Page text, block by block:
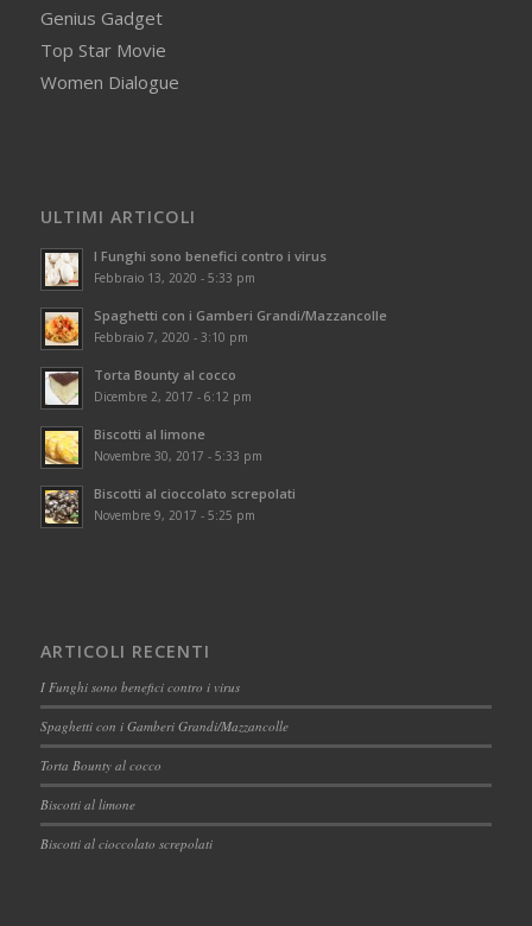
Genius Gadget
Top Star Movie
Women Dialogue
ULTIMI ARTICOLI
I Funghi sono benefici contro i virus
Febbraio 13, 2020 - 5:33 pm
Spaghetti con i Gamberi Grandi/Mazzancolle
Febbraio 7, 2020 - 3:10 pm
Torta Bounty al cocco
Dicembre 2, 2017 - 6:12 pm
Biscotti al limone
Novembre 30, 2017 - 5:33 pm
Biscotti al cioccolato screpolati
Novembre 9, 2017 - 5:25 pm
ARTICOLI RECENTI
I Funghi sono benefici contro i virus
Spaghetti con i Gamberi Grandi/Mazzancolle
Torta Bounty al cocco
Biscotti al limone
Biscotti al cioccolato screpolati